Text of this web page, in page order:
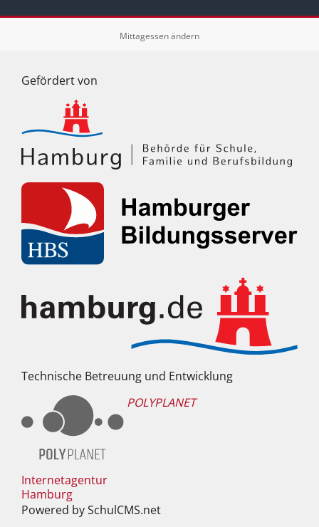
Mittagessen ändern
Gefördert von
Technische Betreuung und Entwicklung
POLYPLANET
Internetagentur
Hamburg
Powered by SchulCMS.net